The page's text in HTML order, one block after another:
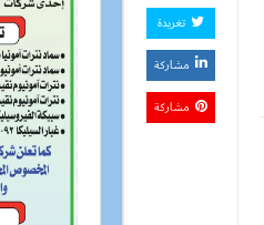
تغريدة
مشاركة
مشاركة